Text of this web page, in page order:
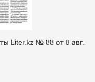
Liter.kz № 88 от 8 авг.